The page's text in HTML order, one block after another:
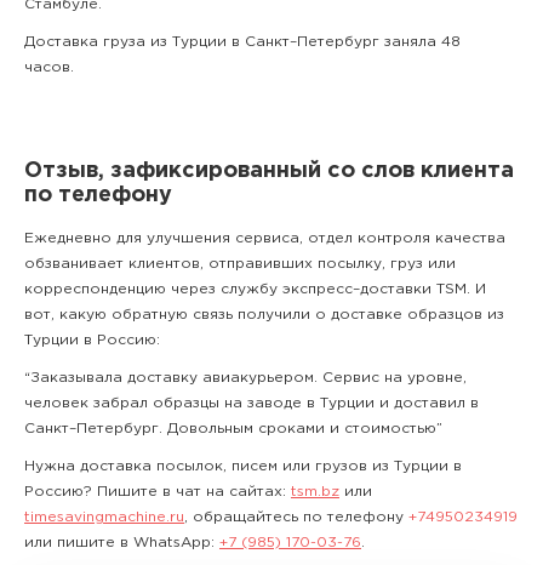
Стамбуле.
Доставка груза из Турции в Санкт–Петербург заняла 48
часов.
Отзыв, зафиксированный со слов клиента
по телефону
Ежедневно для улучшения сервиса, отдел контроля качества
обзванивает клиентов, отправивших посылку, груз или
корреспонденцию через службу экспресс–доставки TSM. И
вот, какую обратную связь получили о доставке образцов из
Турции в Россию:
“Заказывала доставку авиакурьером. Сервис на уровне,
человек забрал образцы на заводе в Турции и доставил в
Санкт–Петербург. Довольным сроками и стоимостью”
Нужна доставка посылок, писем или грузов из Турции в
Россию? Пишите в чат на сайтах: tsm.bz или
timesavingmachine.ru , обращайтесь по телефону +74950234919
или пишите в WhatsApp: +7 (985) 170-03-76